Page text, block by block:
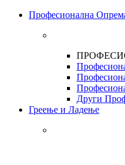
Професионална
Други
Греење и Ладење